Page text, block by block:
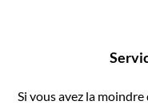
Si vous avez la